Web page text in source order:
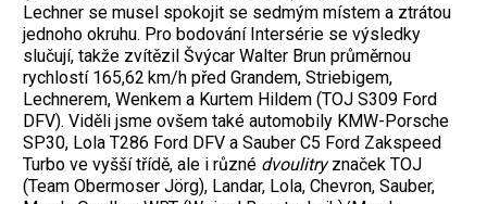
Lechner se musel spokojit se sedmým místem a ztrátou
jednoho okruhu. Pro bodování Intersérie se výsledky
slučují, takže zvítězil Švýcar Walter Brun průměrnou
rychlostí 165,62 km/h před Grandem, Striebigem,
Lechnerem, Wenkem a Kurtem Hildem (TOJ S309 Ford
DFV). Viděli jsme ovšem také automobily KMW-Porsche
SP30, Lola T286 Ford DFV a Sauber C5 Ford Zakspeed
Turbo ve vyšší třídě, ale i různé dvoulitryznaček TOJ
(Team Obermoser Jörg), Landar, Lola, Chevron, Sauber,